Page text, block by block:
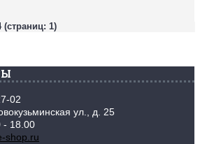
(страниц: 1)
02
ул., д. 25
- 18.00
shop.ru